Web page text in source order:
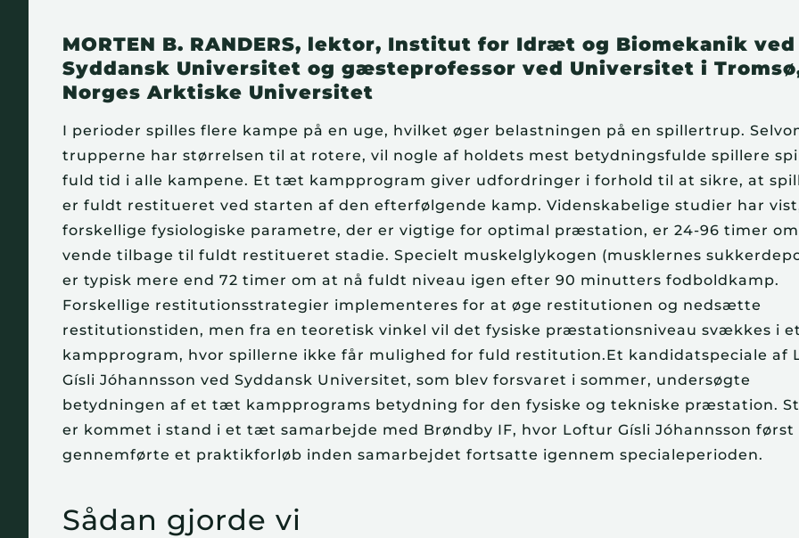
MORTEN B. RANDERS, lektor, Institut for Idræt og Biomekanik ved
Syddansk Universitet og gæsteprofessor ved Universitet i
Norges Arktiske Universitet
I perioder spilles flere kampe på en uge, hvilket øger belastningen på en spillertrup.
trupperne har størrelsen til at rotere, vil nogle af holdets mest betydningsfulde spillere
fuld tid i alle kampene. Et tæt kampprogram giver udfordringer i forhold til at sikre, at
er fuldt restitueret ved starten af den efterfølgende kamp. Videnskabelige studier har
forskellige fysiologiske parametre, der er vigtige for optimal præstation, er 24-96 timer
vende tilbage til fuldt restitueret stadie. Specielt muskelglykogen (musklernes
er typisk mere end 72 timer om at nå fuldt niveau igen efter 90 minutters fodboldkamp.
Forskellige restitutionsstrategier implementeres for at øge restitutionen og nedsætte
restitutionstiden, men fra en teoretisk vinkel vil det fysiske præstationsniveau svækkes i
kampprogram, hvor spillerne ikke får mulighed for fuld restitution.Et kandidatspeciale af
Gísli Jóhannsson ved Syddansk Universitet, som blev forsvaret i sommer, undersøgte
betydningen af et tæt kampprograms betydning for den fysiske og tekniske præstation.
er kommet i stand i et tæt samarbejde med Brøndby IF, hvor Loftur Gísli Jóhannsson først
gennemførte et praktikforløb inden samarbejdet fortsatte igennem specialeperioden.
Sådan gjorde vi